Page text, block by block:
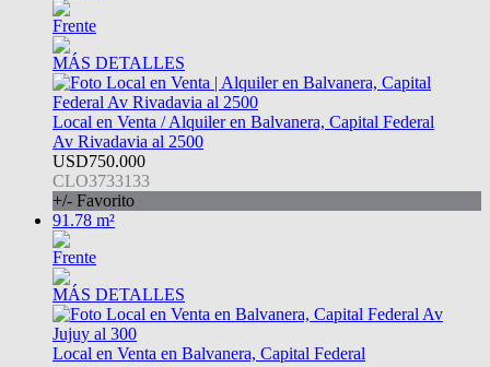
Frente
MÁS DETALLES
Local en Venta / Alquiler en Balvanera, Capital Federal
Av Rivadavia al 2500
USD750.000
CLO3733133
+/- Favorito
91.78 m²
Frente
MÁS DETALLES
Local en Venta en Balvanera, Capital Federal